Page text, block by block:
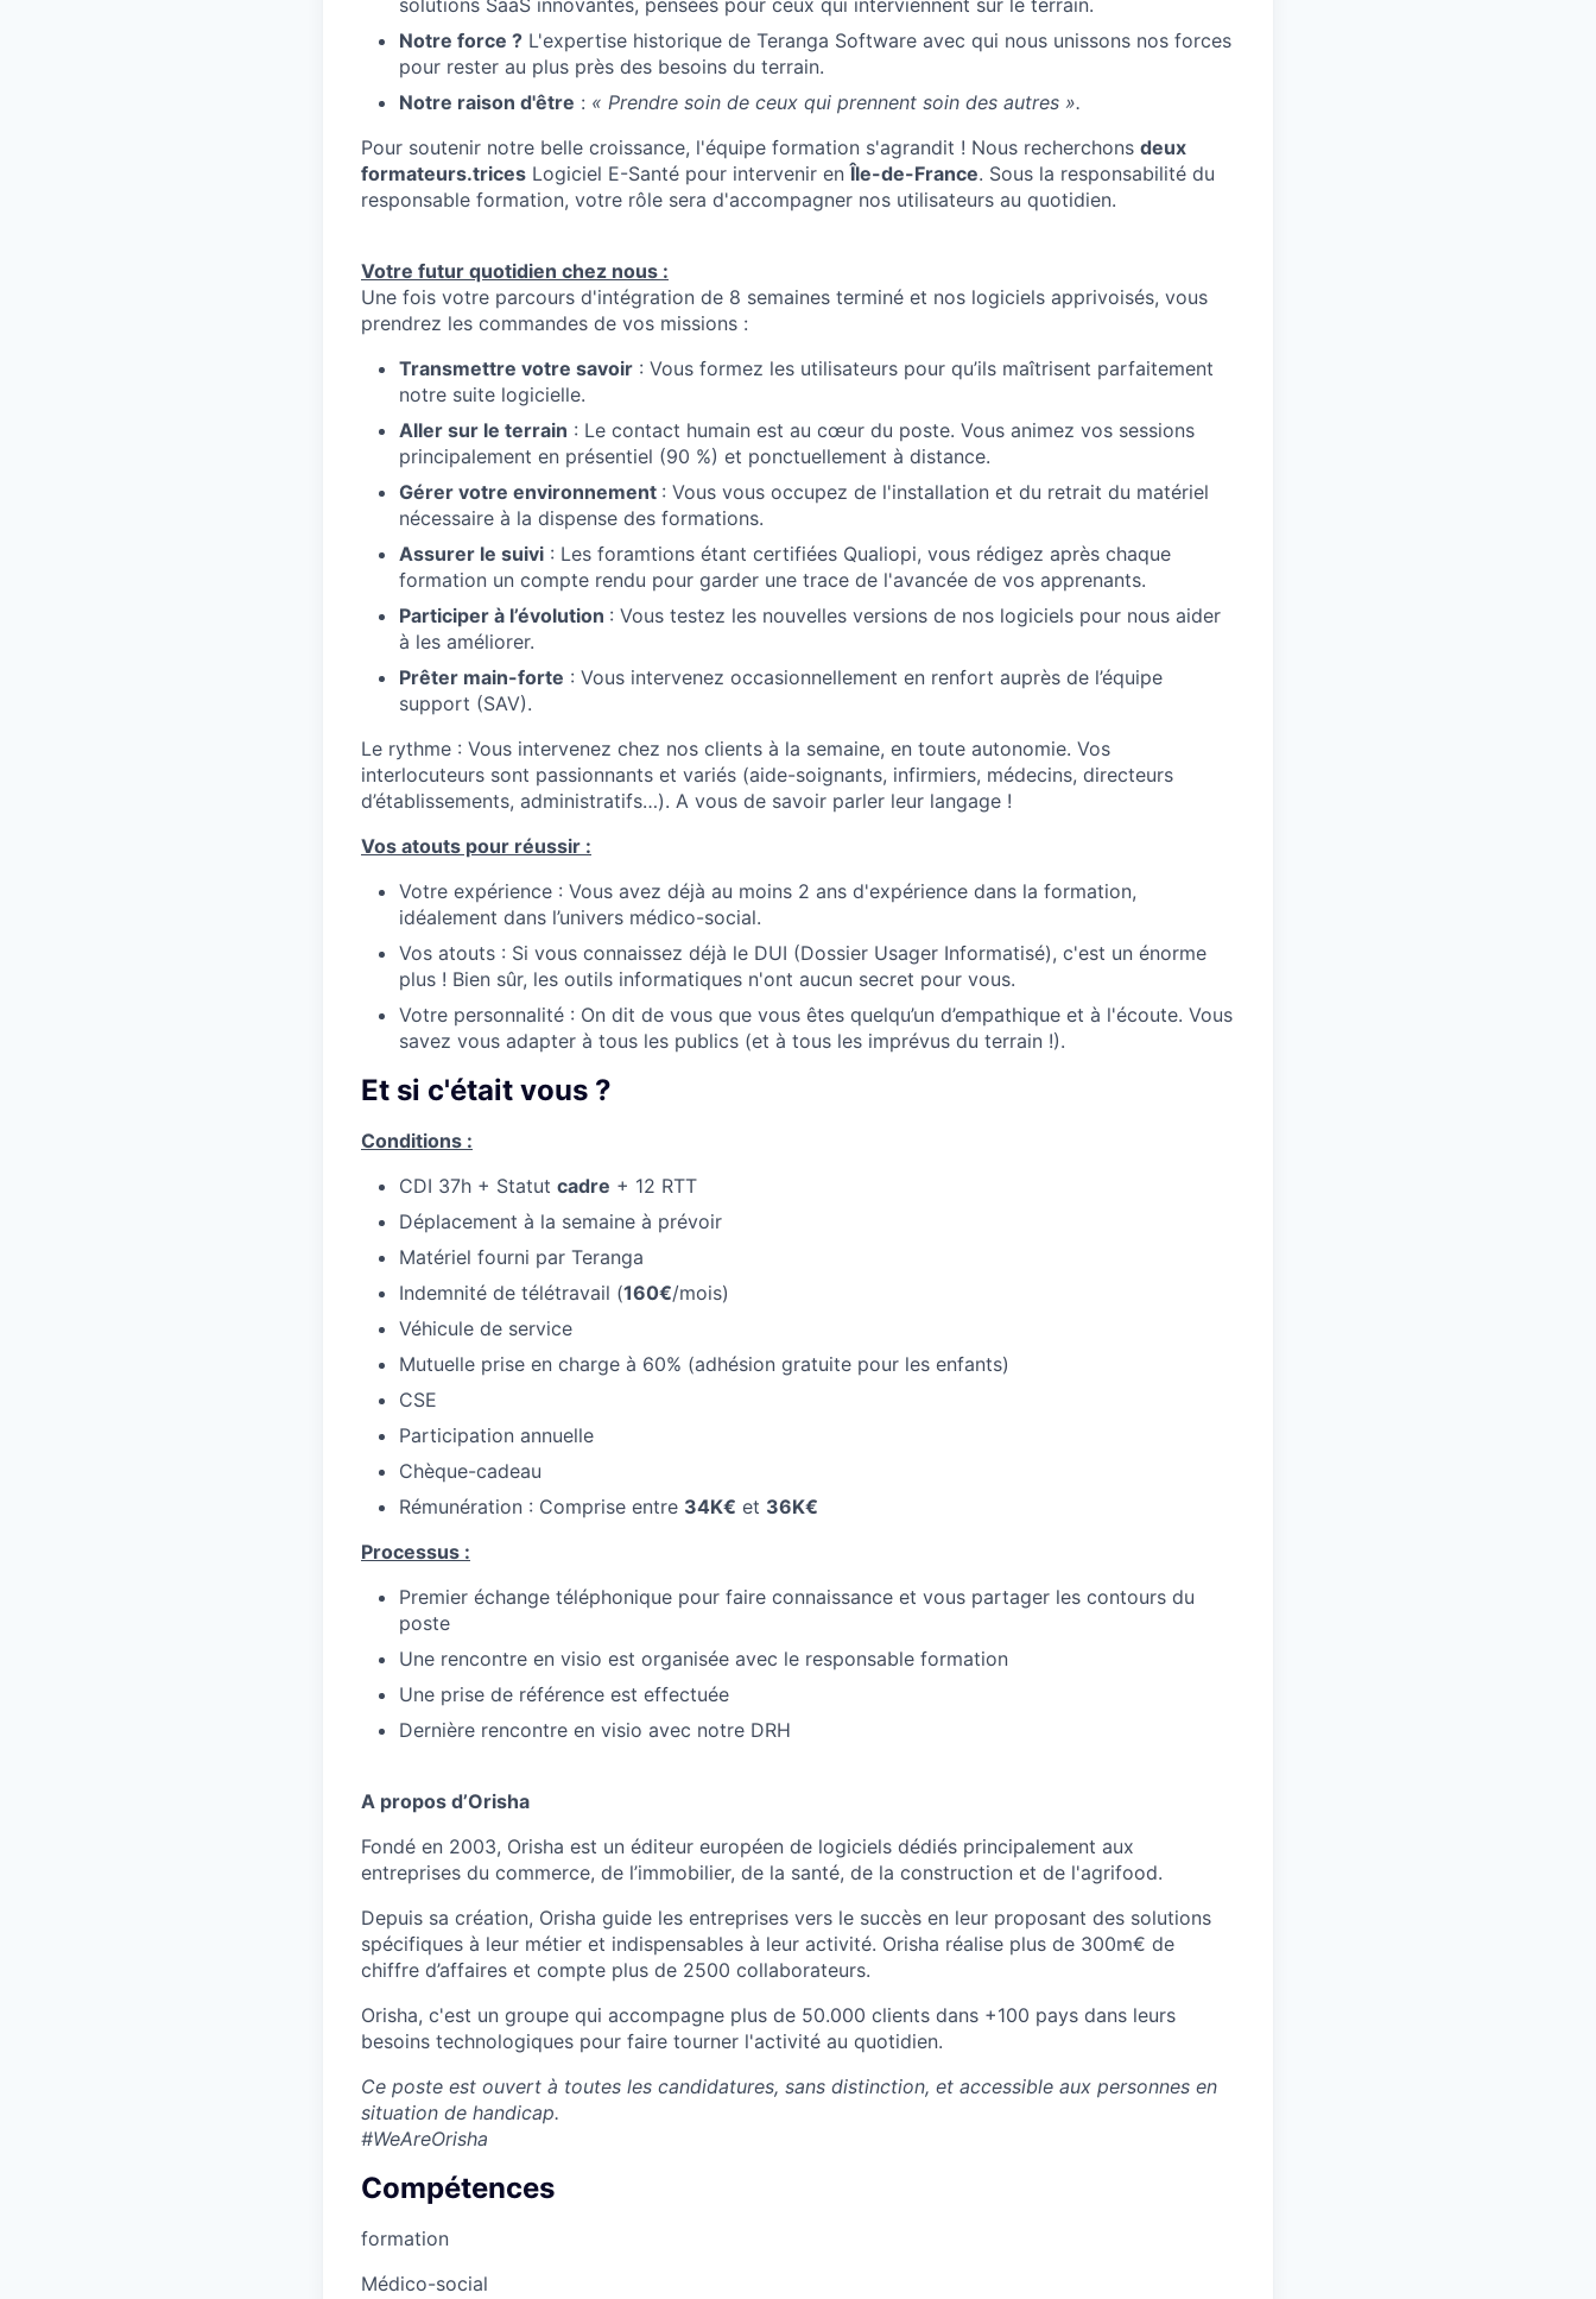
Notre force ? L'expertise historique de Teranga Software avec qui nous unissons nos forces
pour rester au plus près des besoins du terrain.
Notre raison d'être : « Prendre soin de ceux qui prennent soin des autres ».
Pour soutenir notre belle croissance, l'équipe formation s'agrandit ! Nous recherchons deux
formateurs.trices Logiciel E-Santé pour intervenir enÎle-de-France. Sous la responsabilité du
responsable formation, votre rôle sera d'accompagner nos utilisateurs au quotidien.
Votre futur quotidien chez nous :
Une fois votre parcours d'intégration de 8 semaines terminé et nos logiciels apprivoisés, vous
prendrez les commandes de vos missions :
Transmettre votre savoir : Vous formez les utilisateurs pour qu’ils maîtrisent parfaitement
notre suite logicielle.
Aller sur le terrain : Le contact humain est au cœur du poste. Vous animez vos sessions
principalement en présentiel (90 %) et ponctuellement à distance.
Gérer votre environnement : Vous vous occupez de l'installation et du retrait du matériel
nécessaire à la dispense des formations.
Assurer le suivi : Les foramtions étant certifiées Qualiopi, vous rédigez après chaque
formation un compte rendu pour garder une trace de l'avancée de vos apprenants.
Participer à l’évolution : Vous testez les nouvelles versions de nos logiciels pour nous aider
à les améliorer.
Prêter main-forte : Vous intervenez occasionnellement en renfort auprès de l’équipe
support (SAV).
Le rythme : Vous intervenez chez nos clients à la semaine, en toute autonomie. Vos
interlocuteurs sont passionnants et variés (aide-soignants, infirmiers, médecins, directeurs
d’établissements, administratifs…). A vous de savoir parler leur langage !
Vos atouts pour réussir :
Votre expérience : Vous avez déjà au moins 2 ans d'expérience dans la formation,
idéalement dans l’univers médico-social.
Vos atouts : Si vous connaissez déjà le DUI (Dossier Usager Informatisé), c'est un énorme
plus ! Bien sûr, les outils informatiques n'ont aucun secret pour vous.
Votre personnalité : On dit de vous que vous êtes quelqu’un d’empathique et à l'écoute. Vous
savez vous adapter à tous les publics (et à tous les imprévus du terrain !).
Et si c'était vous ?
Conditions :
CDI 37h + Statut cadre + 12 RTT
Déplacement à la semaine à prévoir
Matériel fourni par Teranga
Indemnité de télétravail (160€/mois)
Véhicule de service
Mutuelle prise en charge à 60% (adhésion gratuite pour les enfants)
CSE
Participation annuelle
Chèque-cadeau
Rémunération : Comprise entre 34K€ et 36K€
Processus :
Premier échange téléphonique pour faire connaissance et vous partager les contours du
poste
Une rencontre en visio est organisée avec le responsable formation
Une prise de référence est effectuée
Dernière rencontre en visio avec notre DRH
A propos d’Orisha
Fondé en 2003, Orisha est un éditeur européen de logiciels dédiés principalement aux
entreprises du commerce, de l’immobilier, de la santé, de la construction et de l'agrifood.
Depuis sa création, Orisha guide les entreprises vers le succès en leur proposant des solutions
spécifiques à leur métier et indispensables à leur activité. Orisha réalise plus de 300m€ de
chiffre d’affaires et compte plus de 2500 collaborateurs.
Orisha, c'est un groupe qui accompagne plus de 50.000 clients dans +100 pays dans leurs
besoins technologiques pour faire tourner l'activité au quotidien.
Ce poste est ouvert à toutes les candidatures, sans distinction, et accessible aux personnes en
situation de handicap.
#WeAreOrisha
Compétences
formation
Médico-social